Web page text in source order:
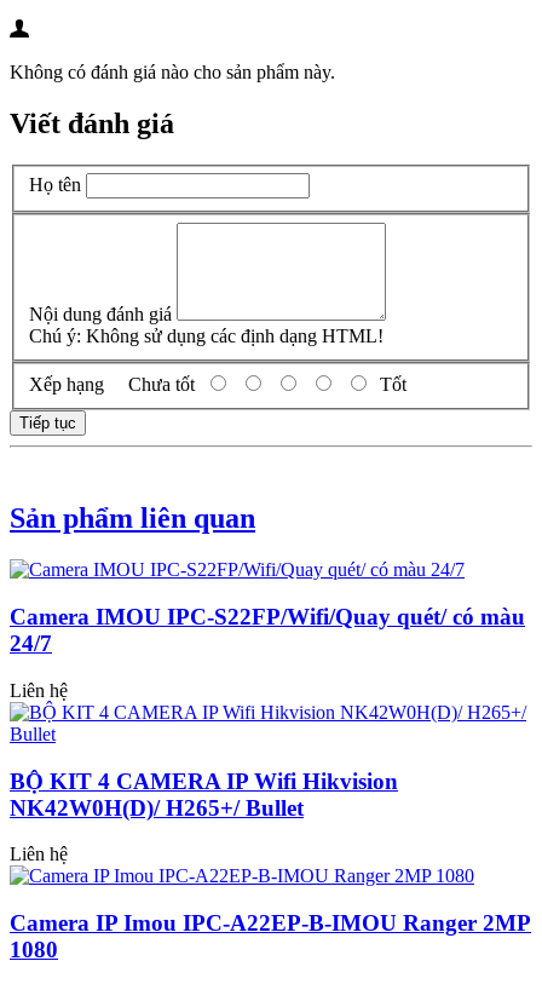
Không có đánh giá nào cho sản phẩm này.
Viết đánh giá
Họ tên
Nội dung đánh giá
Chú ý: Không sử dụng các định dạng HTML!
Xếp hạng Chưa tốt Tốt
Tiếp tục
Sản phẩm liên quan
Camera IMOU IPC-S22FP/Wifi/Quay quét/ có màu
24/7
Liên hệ
BỘ KIT 4 CAMERA IP Wifi Hikvision
NK42W0H(D)/ H265+/ Bullet
Liên hệ
Camera IP Imou IPC-A22EP-B-IMOU Ranger 2MP
1080